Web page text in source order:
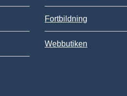
Fortbildning
Webbutiken